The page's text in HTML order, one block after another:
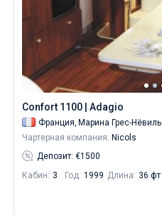
Confort 1100 | Adagio
Франция, Марина Грес-Нёвиль
Чартерная компания: Nicols
Депозит: €1500
Кабин: 3 Год: 1999 Длина: 36 фт